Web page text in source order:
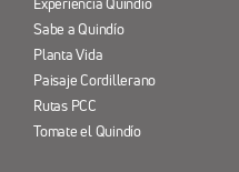
Sabe a Quindío
Planta Vida
Paisaje Cordillerano
Rutas PCC
Tomate el Quindío